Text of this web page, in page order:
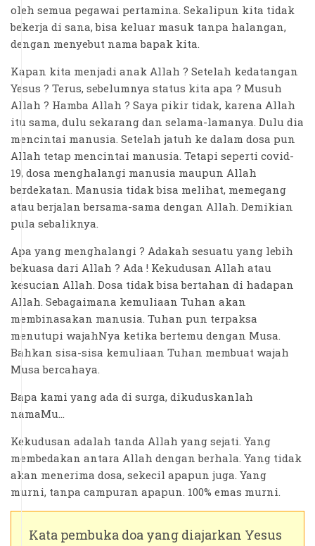
oleh semua pegawai pertamina. Sekalipun kita tidak
bekerja di sana, bisa keluar masuk tanpa halangan,
dengan menyebut nama bapak kita.
Kapan kita menjadi anak Allah ? Setelah kedatangan
Yesus ? Terus, sebelumnya status kita apa ? Musuh
Allah ? Hamba Allah ? Saya pikir tidak, karena Allah
itu sama, dulu sekarang dan selama-lamanya. Dulu dia
mencintai manusia. Setelah jatuh ke dalam dosa pun
Allah tetap mencintai manusia. Tetapi seperti covid-
19, dosa menghalangi manusia maupun Allah
berdekatan. Manusia tidak bisa melihat, memegang
atau berjalan bersama-sama dengan Allah. Demikian
pula sebaliknya.
Apa yang menghalangi ? Adakah sesuatu yang lebih
bekuasa dari Allah ? Ada ! Kekudusan Allah atau
kesucian Allah. Dosa tidak bisa bertahan di hadapan
Allah. Sebagaimana kemuliaan Tuhan akan
membinasakan manusia. Tuhan pun terpaksa
menutupi wajahNya ketika bertemu dengan Musa.
Bahkan sisa-sisa kemuliaan Tuhan membuat wajah
Musa bercahaya.
Bapa kami yang ada di surga, dikuduskanlah
namaMu…
Kekudusan adalah tanda Allah yang sejati. Yang
membedakan antara Allah dengan berhala. Yang tidak
akan menerima dosa, sekecil apapun juga. Yang
murni, tanpa campuran apapun. 100% emas murni.
Kata pembuka doa yang diajarkan Yesus